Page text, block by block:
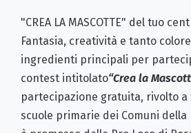
"CREA LA MASCOTTE" del tuo
Fantasia, creatività e tanto
ingredienti principali per
contest intitolato“Crea la
partecipazione gratuita, rivolto
scuole primarie dei Comuni della